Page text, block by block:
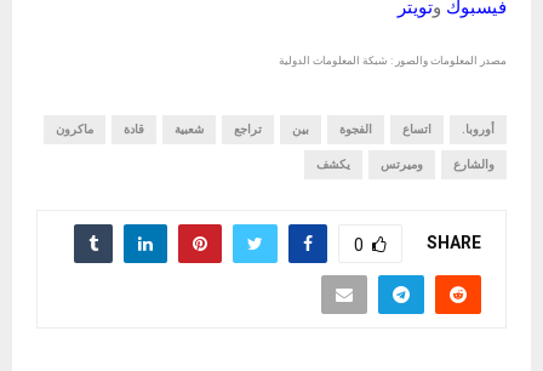
فيسبوك وتويتر
مصدر المعلومات والصور : شبكة المعلومات الدولية
أوروبا. اتساع الفجوة بين تراجع شعبية قادة ماكرون
والشارع وميرتس يكشف
SHARE
0